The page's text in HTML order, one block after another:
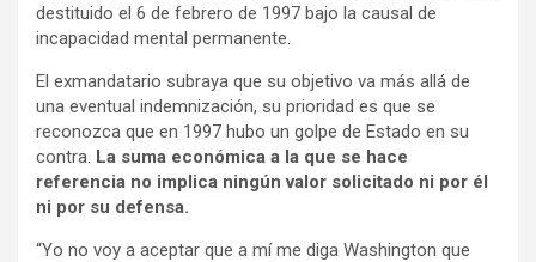
destituido el 6 de febrero de 1997 bajo la causal de
incapacidad mental permanente.
El exmandatario subraya que su objetivo va más allá de
una eventual indemnización, su prioridad es que se
reconozca que en 1997 hubo un golpe de Estado en su
contra. La suma económica a la que se hace
referencia no implica ningún valor solicitado ni por él
ni por su defensa.
“Yo no voy a aceptar que a mí me diga Washington que